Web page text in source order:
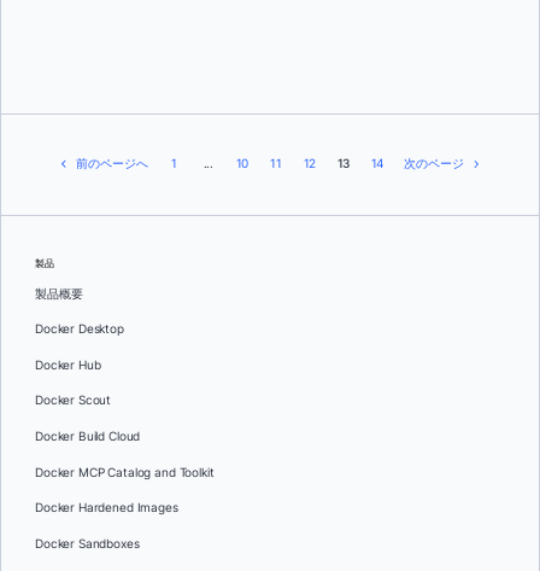
前のページへ 1 ... 10 11 12 13 14 次のページ
製品
製品概要
Docker Desktop
Docker Hub
Docker Scout
Docker Build Cloud
Docker MCP Catalog and Toolkit
Docker Hardened Images
Docker Sandboxes